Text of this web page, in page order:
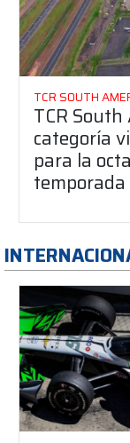
TCR SOUTH
TCR South
categoría
para la
temporada